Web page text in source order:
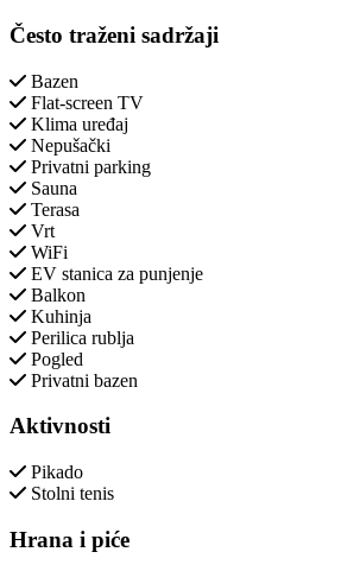
Često traženi sadržaji
Bazen
Flat-screen TV
Klima uređaj
Nepušački
Privatni parking
Sauna
Terasa
Vrt
WiFi
EV stanica za punjenje
Balkon
Kuhinja
Perilica rublja
Pogled
Privatni bazen
Aktivnosti
Pikado
Stolni tenis
Hrana i piće